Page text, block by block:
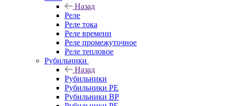
Назад
Реле
Реле тока
Реле времени
Реле промежуточное
Реле тепловое
Рубильники
Назад
Рубильники
Рубильники РЕ
Рубильники ВР